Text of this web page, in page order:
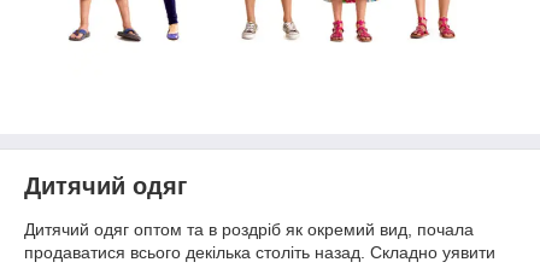
Дитячий одяг
Дитячий одяг оптом та в роздріб як окремий вид, почала
продаватися всього декілька століть назад. Складно уявити